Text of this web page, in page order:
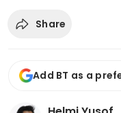
Share
Add BT as a